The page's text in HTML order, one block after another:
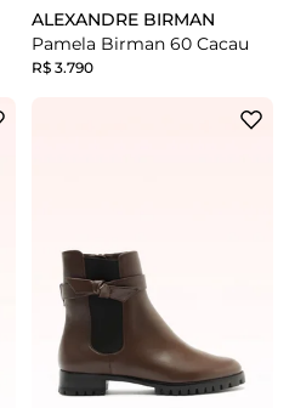
ALEXANDRE BIRMAN
Pamela Birman 60 Cacau
R$ 3.790